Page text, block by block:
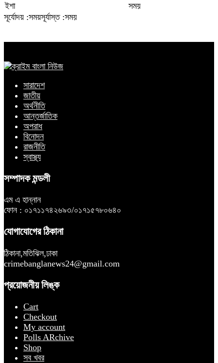
ইশা
সময়
সূর্যোদয় :সময়সূর্যাস্ত :সময়
সারাদেশ
জাতীয়
অর্থনীতি
আন্তর্জাতিক
অপরাধ
বিনোদন
রাজনীতি
স্বাস্থ্য
সম্পাদক মন্ডলী
এম এ হান্নান
ফোন : ০১৭১১৭৪২৬৯৩/০১৭১৫৭৮০৬৪০
যোগাযোগের ঠিকানা
ঠিকানা,মতিঝিল,ঢাকা
crimebanglanews24@gmail.com
প্রয়োজনীয় লিঙ্ক
Cart
Checkout
My account
Polls ARchive
Shop
সব খবর